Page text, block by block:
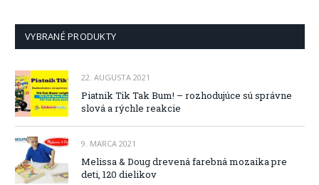
VYBRANÉ PRODUKTY
22. AUGUSTA 2021
Piatnik Tik Tak Bum! – rozhodujúce sú správne
slová a rýchle reakcie
9. MARCA 2021
Melissa & Doug drevená farebná mozaika pre
deti, 120 dielikov